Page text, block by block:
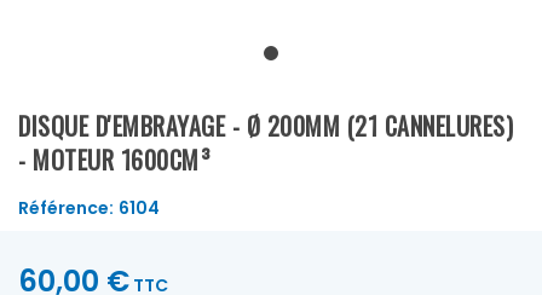
DISQUE D'EMBRAYAGE - Ø 200MM (21 CANNELURES)
- MOTEUR 1600CM³
Référence: 6104
60,00 € TTC